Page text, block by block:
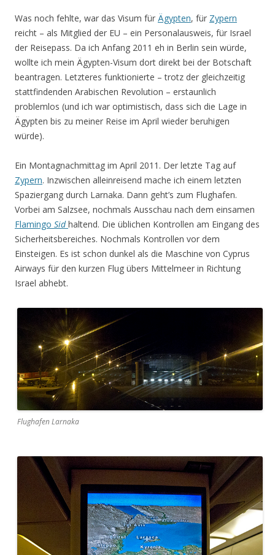
Was noch fehlte, war das Visum für Ägypten, für Zypern
reicht – als Mitglied der EU – ein Personalausweis, für Israel
der Reisepass. Da ich Anfang 2011 eh in Berlin sein würde,
wollte ich mein Ägypten-Visum dort direkt bei der Botschaft
beantragen. Letzteres funktionierte – trotz der gleichzeitig
stattfindenden Arabischen Revolution – erstaunlich
problemlos (und ich war optimistisch, dass sich die Lage in
Ägypten bis zu meiner Reise im April wieder beruhigen
würde).
Ein Montagnachmittag im April 2011. Der letzte Tag auf
Zypern. Inzwischen alleinreisend mache ich einem letzten
Spaziergang durch Larnaka. Dann geht’s zum Flughafen.
Vorbei am Salzsee, nochmals Ausschau nach dem einsamen
Flamingo Sid haltend. Die üblichen Kontrollen am Eingang des
Sicherheitsbereiches. Nochmals Kontrollen vor dem
Einsteigen. Es ist schon dunkel als die Maschine von Cyprus
Airways für den kurzen Flug übers Mittelmeer in Richtung
Israel abhebt.
Flughafen Larnaka